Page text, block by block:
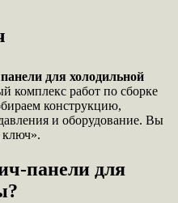
для холодильной
комплекс работ по сборке
конструкцию,
и оборудование. Вы
ключ».
панели для